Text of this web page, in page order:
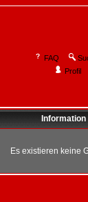
FAQ
Profil
Information
Es existieren keine